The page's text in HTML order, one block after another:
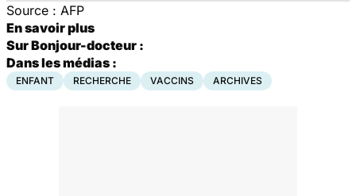
Source : AFP
En savoir plus
Sur Bonjour-docteur :
Dans les médias :
ENFANT RECHERCHE VACCINS ARCHIVES